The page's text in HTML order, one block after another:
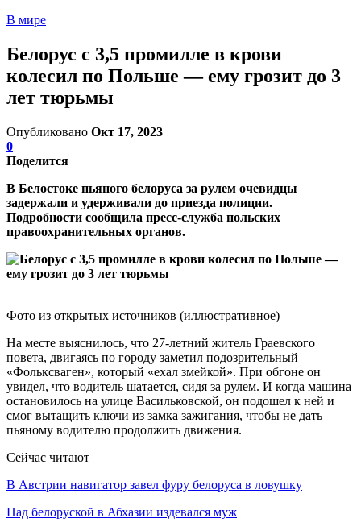
В мире
Белорус с 3,5 промилле в крови
колесил по Польше — ему грозит до 3
лет тюрьмы
Опубликовано Окт 17, 2023
0
Поделится
В Белостоке пьяного белоруса за рулем очевидцы
задержали и удерживали до приезда полиции.
Подробности сообщила пресс-служба польских
правоохранительных органов.
Фото из открытых источников (иллюстративное)
На месте выяснилось, что 27-летний житель Граевского
повета, двигаясь по городу заметил подозрительный
«Фольксваген», который «ехал змейкой». При обгоне он
увидел, что водитель шатается, сидя за рулем. И когда машина
остановилось на улице Васильковской, он подошел к ней и
смог вытащить ключи из замка зажигания, чтобы не дать
пьяному водителю продолжить движения.
Сейчас читают
В Австрии навигатор завел фуру белоруса в ловушку
Над белоруской в Абхазии издевался муж